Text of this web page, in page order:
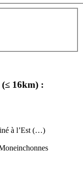
(≤ 16km) :
à l’Est (…)